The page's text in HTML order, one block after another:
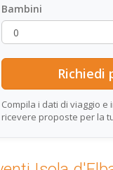
Bambini
Compila i dati di viaggio
ricevere proposte per la